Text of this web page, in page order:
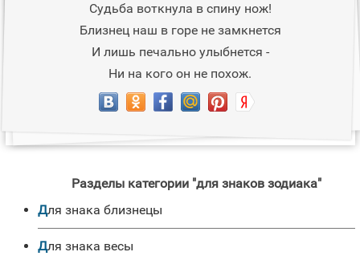
Судьба воткнула в спину нож!
Близнец наш в горе не замкнется
И лишь печально улыбнется -
Ни на кого он не похож.
Разделы категории "для знаков зодиака"
для знака близнецы
для знака весы